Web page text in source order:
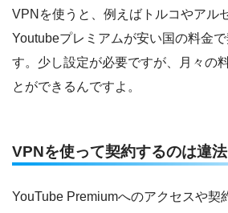
VPNを使うと、例えばトルコやアル
Youtubeプレミアムが安い国の料金
す。少し設定が必要ですが、月々の
とができるんですよ。
VPNを使って契約するのは違法
YouTube Premiumへのアクセスや契